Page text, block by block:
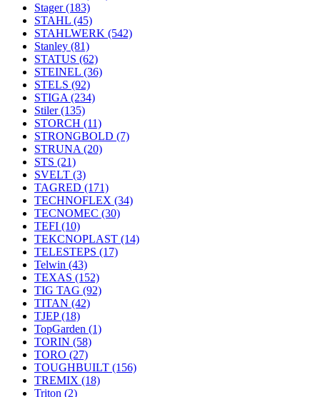
Stager(183)
STAHL (45)
STAHLWERK (542)
Stanley (81)
STATUS (62)
STEINEL (36)
STELS (92)
STIGA (234)
Stiler(135)
STORCH (11)
STRONGBOLD (7)
STRUNA (20)
STS (21)
SVELT (3)
TAGRED (171)
TECHNOFLEX (34)
TECNOMEC (30)
TEFI (10)
TEKCNOPLAST (14)
TELESTEPS (17)
Telwin (43)
TEXAS (152)
TIG TAG (92)
TITAN (42)
TJEP(18)
TopGarden (1)
TORIN (58)
TORO (27)
TOUGHBUILT (156)
TREMIX (18)
Triton (2)